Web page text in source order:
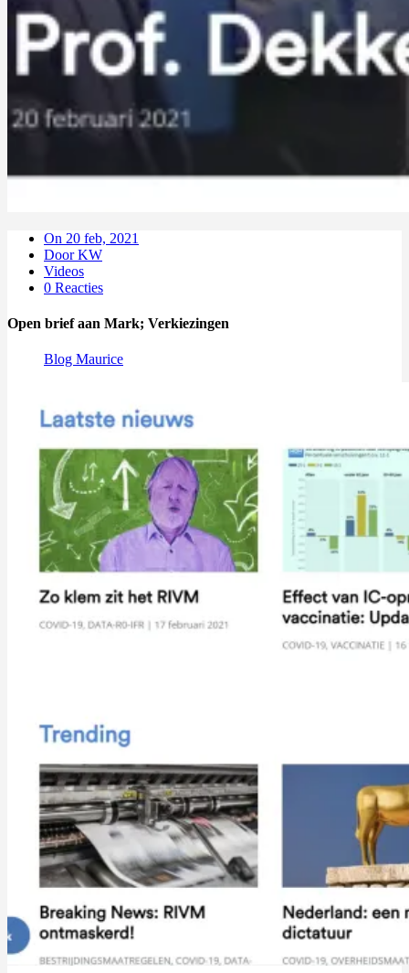
On 20 feb, 2021
Door KW
Videos
0 Reacties
Open brief aan Mark; Verkiezingen
Blog Maurice